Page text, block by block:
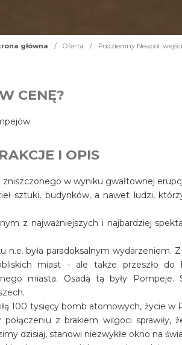
główna / Oferta / Podziemny Neapol:
CENĘ?
I OPIS
w wyniku gwałtownej
sztuki, budynków, a nawet ludzi,
z najważniejszych i najbardziej
n.e. była paradoksalnym wydarzeniem.
miast - ale także przeszło
miasta. Osadą tą były
100 tysięcy bomb atomowych, życie w
z brakiem wilgoci sprawiły,
dzisiaj, stanowi niezwykłe okno na